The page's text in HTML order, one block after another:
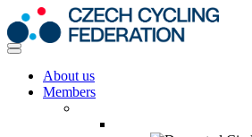
About us
Members